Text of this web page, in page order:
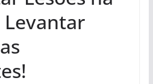
Levantar